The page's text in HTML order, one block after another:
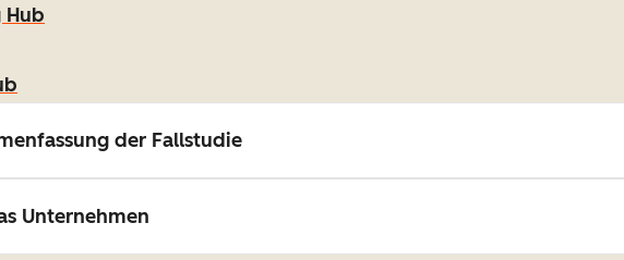
Hub
der Fallstudie
Unternehmen